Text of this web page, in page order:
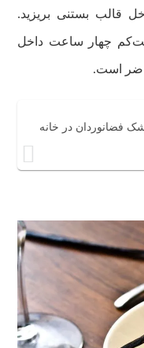
قالب بستنی بریزید.
چهار ساعت داخل
است.
فضانوردان در خانه